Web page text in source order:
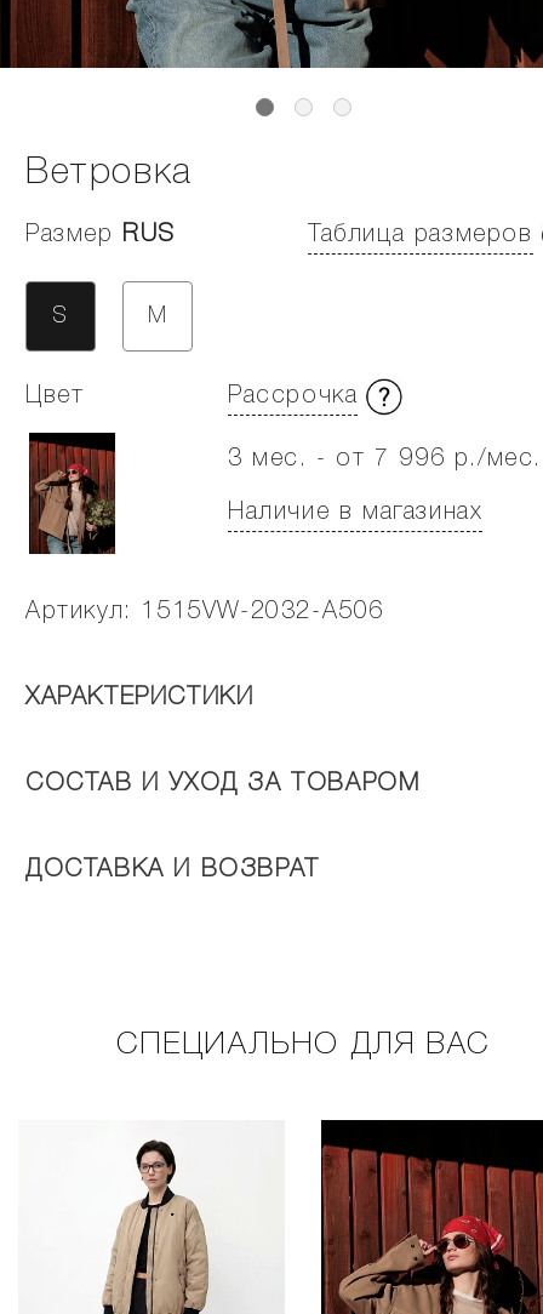
Ветровка
Размер RUS Таблица размеров
S M
Цвет Рассрочка
3 мес. - от 7 996 р./мес.
Наличие в магазинах
Артикул: 1515VW-2032-A506
ХАРАКТЕРИСТИКИ
СОСТАВ И УХОД ЗА ТОВАРОМ
ДОСТАВКА И ВОЗВРАТ
СПЕЦИАЛЬНО ДЛЯ ВАС